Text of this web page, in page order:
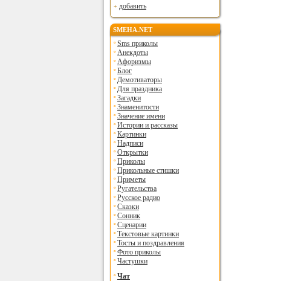
добавить
SMEHA.NET
Sms приколы
Анекдоты
Афоризмы
Блог
Демотиваторы
Для праздника
Загадки
Знаменитости
Значение имени
Истории и рассказы
Картинки
Надписи
Открытки
Приколы
Прикольные стишки
Приметы
Ругательства
Русское радио
Сказки
Сонник
Сценарии
Текстовые картинки
Тосты и поздравления
Фото приколы
Частушки
Чат